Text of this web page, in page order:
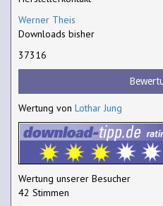
Werner Theis
Downloads bisher
37316
Wertung von Lothar Jung
Wertung unserer Besucher
42 Stimmen